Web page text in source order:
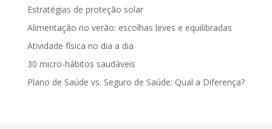
Estratégias de proteção solar
Alimentação no verão: escolhas leves e equilibradas
Atividade física no dia a dia
30 micro-hábitos saudáveis
Plano de Saúde vs. Seguro de Saúde: Qual a Diferença?